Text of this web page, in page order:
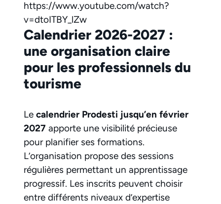
https://www.youtube.com/watch?
v=dtoITBY_lZw
Calendrier 2026-2027 :
une organisation claire
pour les professionnels du
tourisme
Le calendrier Prodesti jusqu’en février
2027 apporte une visibilité précieuse
pour planifier ses formations.
L’organisation propose des sessions
régulières permettant un apprentissage
progressif. Les inscrits peuvent choisir
entre différents niveaux d’expertise